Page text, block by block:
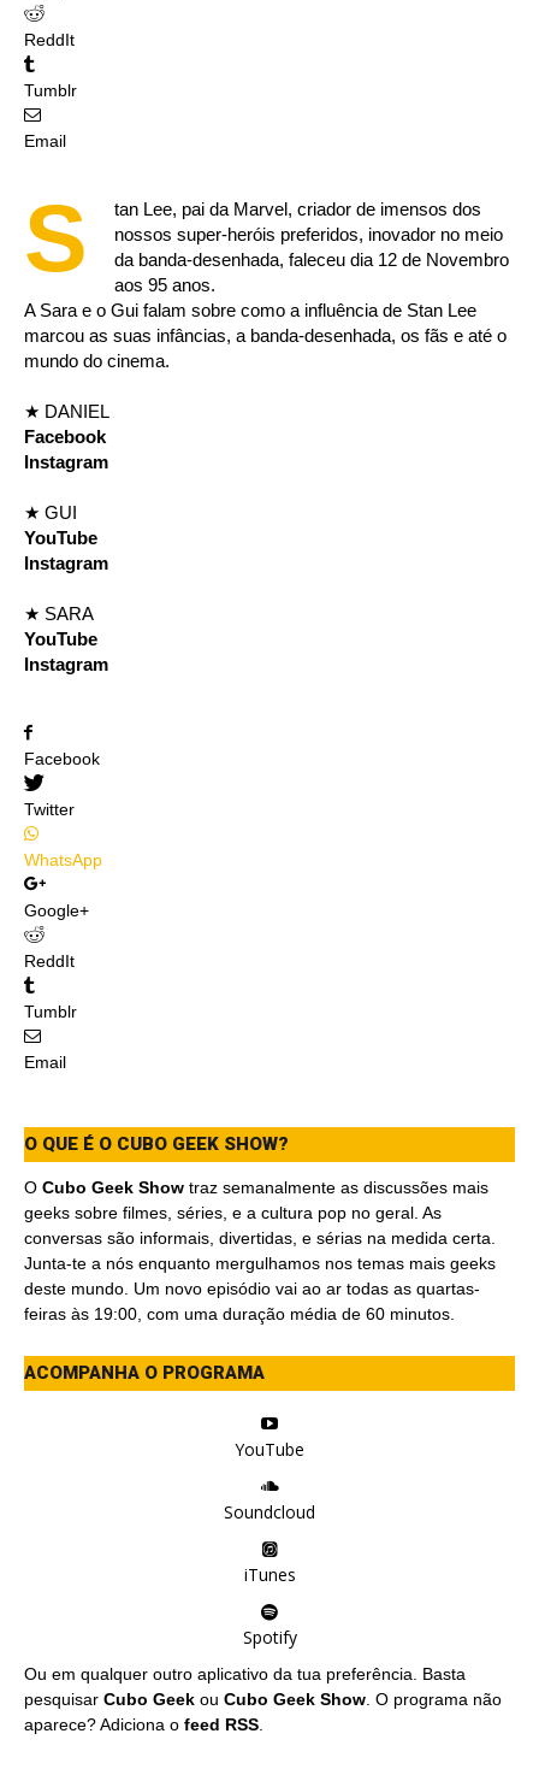
ReddIt
Tumblr
Email
S
tan Lee, pai da Marvel, criador de imensos dos
nossos super-heróis preferidos, inovador no meio
da banda-desenhada, faleceu dia 12 de Novembro
aos 95 anos.
A Sara e o Gui falam sobre como a influência de Stan Lee
marcou as suas infâncias, a banda-desenhada, os fãs e até o
mundo do cinema.
★ DANIEL
Facebook
Instagram
★ GUI
YouTube
Instagram
★ SARA
YouTube
Instagram
Facebook
Twitter
WhatsApp
Google+
ReddIt
Tumblr
Email
O QUE É O CUBO GEEK SHOW?
O Cubo Geek Show traz semanalmente as discussões mais
geeks sobre filmes, séries, e a cultura pop no geral. As
conversas são informais, divertidas, e sérias na medida certa.
Junta-te a nós enquanto mergulhamos nos temas mais geeks
deste mundo. Um novo episódio vai ao ar todas as quartas-
feiras às 19:00, com uma duração média de 60 minutos.
ACOMPANHA O PROGRAMA
YouTube
Soundcloud
iTunes
Spotify
Ou em qualquer outro aplicativo da tua preferência. Basta
pesquisar Cubo Geek ou Cubo Geek Show . O programa não
aparece? Adiciona o feed RSS